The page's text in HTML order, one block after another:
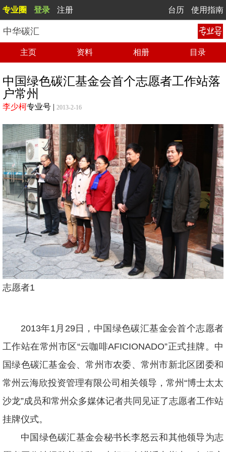
专业圈 登录 注册 台历 使用指南
中华碳汇
主页 资料 相册 目录
中国绿色碳汇基金会首个志愿者工作站落
户常州
李少柯专业号 | 2013-2-16
志愿者1
2013年1 月 29日，中国绿色碳汇基金会首个志愿者
工作站在常州市区“云咖啡AFICIONADO”正式挂牌。中
国绿色碳汇基金会、常州市农委、常州市新北区团委和
常州云海欣投资管理有限公司相关领导，常州“博士太太
沙龙”成员和常州众多媒体记者共同见证了志愿者工作站
挂牌仪式。
中国绿色碳汇基金会秘书长李怒云和其他领导为志